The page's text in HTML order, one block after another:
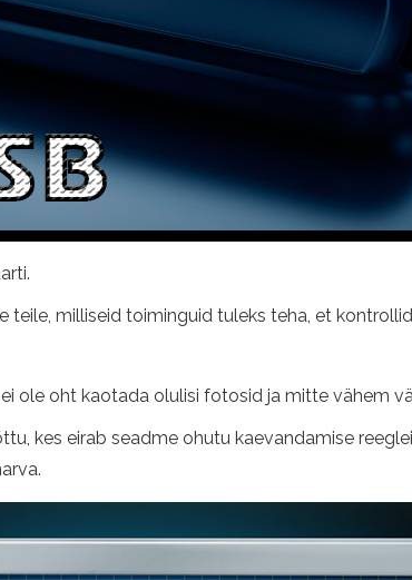
milliseid toiminguid tuleks teha, et
ole oht kaotada olulisi fotosid ja mitte vähem
kes eirab seadme ohutu kaevandamise